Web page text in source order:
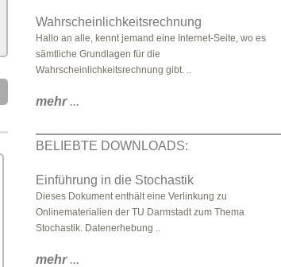
Wahrscheinlichkeitsrechnung
Hallo an alle, kennt jemand eine Internet-Seite, wo es
sämtliche Grundlagen für die
Wahrscheinlichkeitsrechnung gibt. ..
mehr...
BELIEBTE DOWNLOADS:
Einführung in die Stochastik
Dieses Dokument enthält eine Verlinkung zu
Onlinematerialien der TU Darmstadt zum Thema
Stochastik. Datenerhebung ..
mehr...